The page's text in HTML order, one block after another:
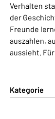
Verhalten
der
Freunde
auszahlen,
aussieht.
Kategorie